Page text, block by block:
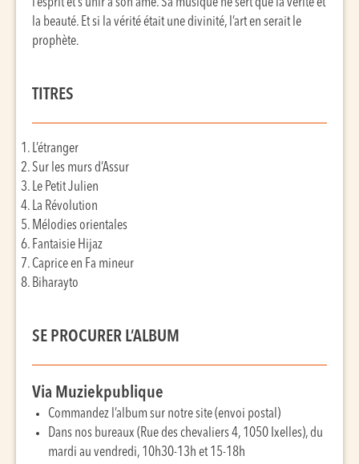
l’esprit et s’unir à son âme. Sa musique ne sert que la vérité et
la beauté. Et si la vérité était une divinité, l’art en serait le
prophète.
TITRES
L’étranger
Sur les murs d’Assur
Le Petit Julien
La Révolution
Mélodies orientales
Fantaisie Hijaz
Caprice en Fa mineur
Biharayto
SE PROCURER L’ALBUM
Via Muziekpublique
Commandez l’album sur notre site (envoi postal)
Dans nos bureaux (Rue des chevaliers 4, 1050 Ixelles), du
mardi au vendredi, 10h30-13h et 15-18h